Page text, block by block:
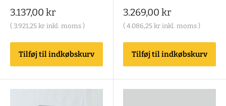
Salgspris
3.137,00 kr
( 3.921,25 kr inkl. moms )
Tilføj til indkøbskurv
Salgspris
3.269,00 kr
( 4.086,25 kr inkl. moms )
Tilføj til indkøbskurv